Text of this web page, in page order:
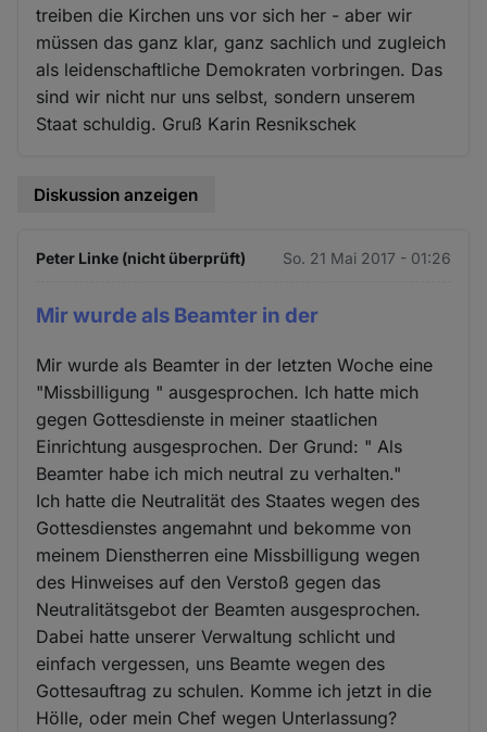
treiben die Kirchen uns vor sich her - aber wir
müssen das ganz klar, ganz sachlich und zugleich
als leidenschaftliche Demokraten vorbringen. Das
sind wir nicht nur uns selbst, sondern unserem
Staat schuldig. Gruß Karin Resnikschek
Diskussion anzeigen
Peter Linke (nicht überprüft) So. 21 Mai 2017 - 01:26
Mir wurde als Beamter in der
Mir wurde als Beamter in der letzten Woche eine
"Missbilligung " ausgesprochen. Ich hatte mich
gegen Gottesdienste in meiner staatlichen
Einrichtung ausgesprochen. Der Grund: " Als
Beamter habe ich mich neutral zu verhalten."
Ich hatte die Neutralität des Staates wegen des
Gottesdienstes angemahnt und bekomme von
meinem Dienstherren eine Missbilligung wegen
des Hinweises auf den Verstoß gegen das
Neutralitätsgebot der Beamten ausgesprochen.
Dabei hatte unserer Verwaltung schlicht und
einfach vergessen, uns Beamte wegen des
Gottesauftrag zu schulen. Komme ich jetzt in die
Hölle, oder mein Chef wegen Unterlassung?